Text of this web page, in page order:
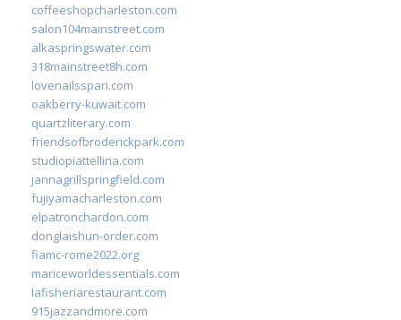
coffeeshopcharleston.com
salon104mainstreet.com
alkaspringswater.com
318mainstreet8h.com
lovenailsspari.com
oakberry-kuwait.com
quartzliterary.com
friendsofbroderickpark.com
studiopiattellina.com
jannagrillspringfield.com
fujiyamacharleston.com
elpatronchardon.com
donglaishun-order.com
fiamc-rome2022.org
mariceworldessentials.com
lafisheriarestaurant.com
915jazzandmore.com